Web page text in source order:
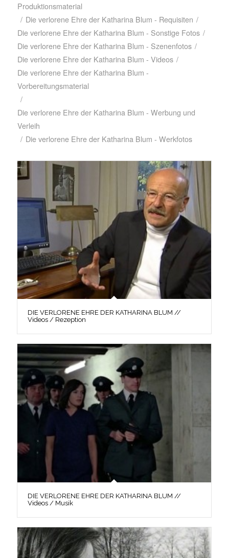
Produktionsmaterial
/ Die verlorene Ehre der Katharina Blum - Requisiten /
Die verlorene Ehre der Katharina Blum - Sonstige Fotos /
Die verlorene Ehre der Katharina Blum - Szenenfotos /
Die verlorene Ehre der Katharina Blum - Videos /
Die verlorene Ehre der Katharina Blum -
Vorbereitungsmaterial
/
Die verlorene Ehre der Katharina Blum - Werbung und
Verleih
/ Die verlorene Ehre der Katharina Blum - Werkfotos
DIE VERLORENE EHRE DER KATHARINA BLUM //
Videos / Rezeption
DIE VERLORENE EHRE DER KATHARINA BLUM //
Videos / Musik